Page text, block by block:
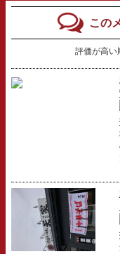
この
評価が高い